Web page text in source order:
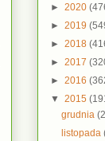
► 2020
► 2019
► 2018
► 2017
► 2016
▼ 2015
grudnia
listopada